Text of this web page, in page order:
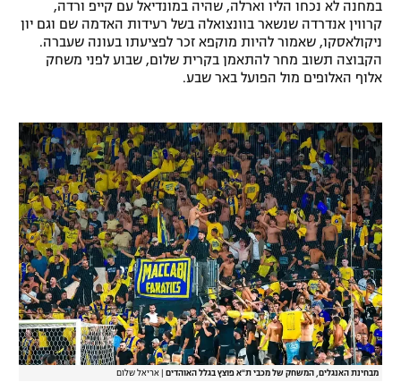
מדיניות פרטיות
רשיון להקרנה פומבית לבית עסק
הצטרפות לחבילת הערוצים
לוח דרושים – ג'ובנט
תגיות
המגזין
אומנויות לחימה
גיימינג E-Sports
במחנה לא נכחו הליו וארלה, שהיה במונדיאל עם קייפ ורדה,
קרווין אנדרדה שנשאר בוונצואלה בשל רעידות האדמה שם וגם יון
ניקולאסקו, שאמור להיות מוקפא זכר לפציעתו בעונה שעברה.
הקבוצה תשוב מחר להתאמן בקרית שלום, שבוע לפני משחק
אלוף האלופים מול הפועל באר שבע.
מבחינת האנגלים, המשחק של מכבי ת"א פוצץ בגלל האוהדים אריאל שלום